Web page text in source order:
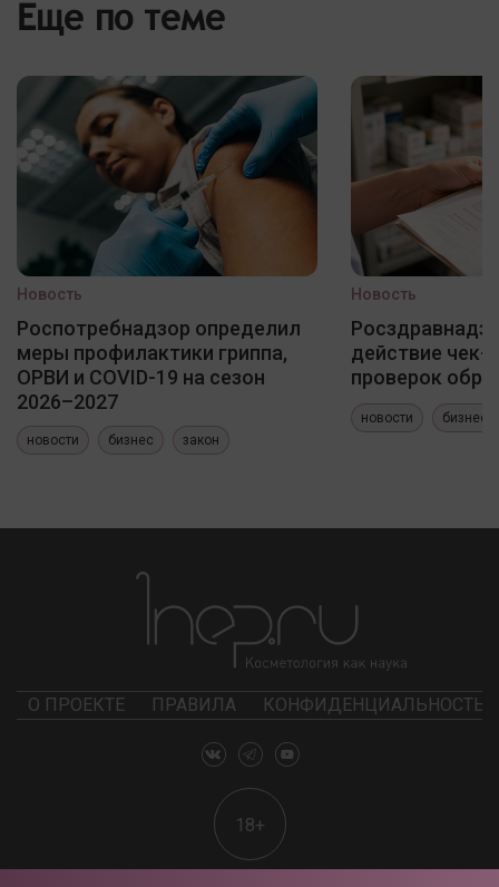
Еще по теме
Новость
Роспотребнадзор определил
меры профилактики гриппа,
ОРВИ и COVID-19 на сезон
2026–2027
новости бизнес закон
Новость
действие чек-
проверок
новости бизнес
О ПРОЕКТЕ ПРАВИЛА КОНФИДЕНЦИАЛЬНОСТЬ
18+